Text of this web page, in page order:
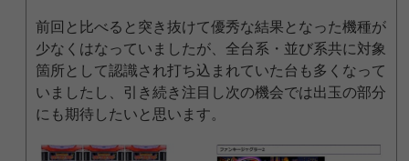
前回と比べると突き抜けて優秀な結果となった機種が
少なくはなっていましたが、全台系・並び系共に対象
箇所として認識され打ち込まれていた台も多くなって
いましたし、引き続き注目し次の機会では出玉の部分
にも期待したいと思います。